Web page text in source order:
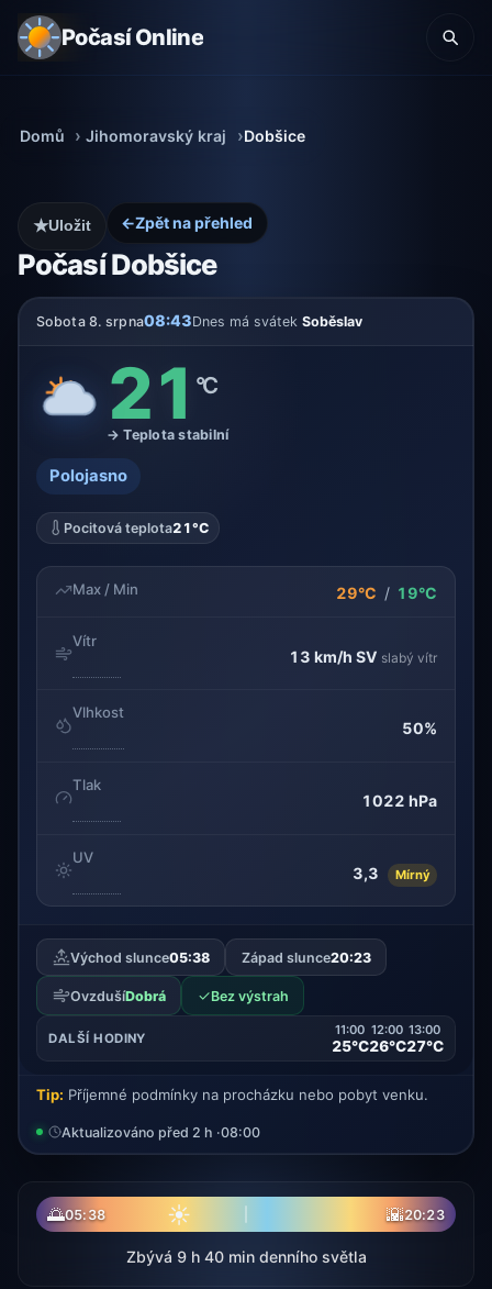
Počasí Online
Domů Jihomoravský kraj Dobšice
←Zpět na přehled
Počasí Dobšice
★Uložit
Sobota 8. srpna08:43Dnes má svátek Soběslav
21 °C
→ Teplota stabilní
Polojasno
Pocitová teplota21°C
Max / Min 29°C / 19°C
Vítr
13 km/h SV slabý vítr
Vlhkost
50%
Tlak
1022 hPa
UV
3,3 Mírný
Východ slunce05:38 Západ slunce20:23
OvzdušíDobrá ✓Bez výstrah
DALŠÍ HODINY
11:00
25°C
12:00
26°C
13:00
27°C
Tip: Příjemné podmínky na procházku nebo pobyt venku.
Aktualizováno před 2 h ·08:00
🌅05:38 ☀ 🌇20:23
Zbývá 9 h 40 min denního světla